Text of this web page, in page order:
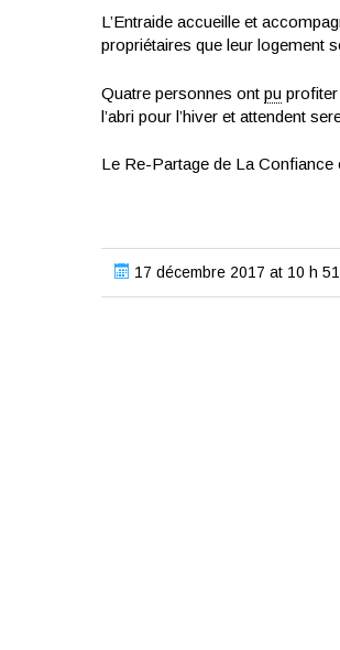
L’Entraide accueille et
propriétaires que leur logement
Quatre personnes ont puprofiter
l’abri pour l’hiver et attendent
Le Re-Partage de La
17 décembre 2017 at 10 h